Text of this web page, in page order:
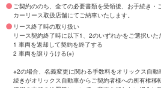
ご契約ののち、全ての必要書類を受領後、お手続き・
カーリース取扱店舗にてご納車いたします。
リース終了時の取り扱い
リース契約終了時に以下1、2のいずれかをご選択いた
1 車両を返却して契約を終了する
2 車両を譲りうける(※)
※2の場合、名義変更に関わる手数料をオリックス自
続きがオリックス自動車からご契約者様への所有権移